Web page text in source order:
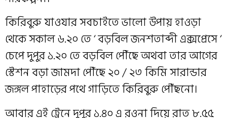
কিরিবুরু যাওযার সবচাইতে ভালো উপায় হাওড়া
থেকে সকাল ৬.২০ তে ‘ বড়বিল জনশতাব্দী এক্সপ্রেসে ‘
চেপে দুপুর ১.২০ তে বড়বিল পৌঁছে অথবা তার আগের
স্টেশন বড়া জামদা পৌঁছে ২০ / ২৩ কিমি সারান্ডার
জঙ্গল পাহাড়ের পথে গাড়িতে কিরিবুরু পৌঁছনো।
আবার এই ট্রেনে দুপুর ১.৪০ এ রওনা দিয়ে রাত ৮.৫৫